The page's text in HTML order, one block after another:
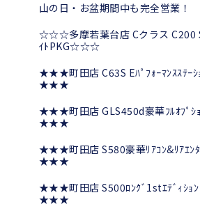
山の日・お盆期間中も完全営業！
☆☆☆多摩若葉台店 Cクラス C200
ｲﾄPKG☆☆☆
★★★町田店 C63S Eﾊﾟﾌｫｰﾏﾝｽｽﾃｰｼ
★★★
★★★町田店 GLS450d豪華ﾌﾙｵﾌﾟｼ
★★★
★★★町田店 S580豪華ﾘｱｺﾝ&ﾘｱｴﾝ
★★★
★★★町田店 S500ﾛﾝｸﾞ1stｴﾃﾞｨｼｮﾝ
★★★